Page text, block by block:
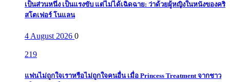
เป็นส่วนหนึ่ง เป็นแรงขับ แต่ไม่ได้เฉิดฉาย: ว่าด้วยผู้หญิงในหนังของคริ
สโตเฟอร์ โนแลน
4 August 2026 0
219
แฟนไม่ถูกใจเราหรือไม่ถูกใจคนอื่น เมื่อ Princess Treatment จากชาว